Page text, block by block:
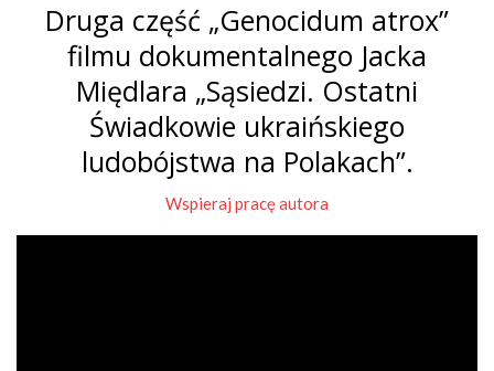
Druga część „Genocidum atrox”
filmu dokumentalnego Jacka
Międlara „Sąsiedzi. Ostatni
Świadkowie ukraińskiego
ludobójstwa na Polakach”.
Wspieraj pracę autora